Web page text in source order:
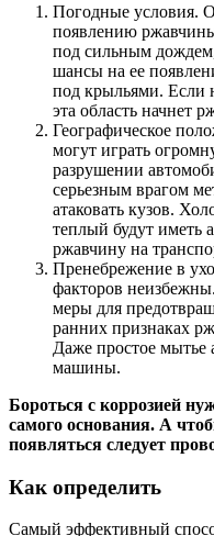
Погодные условия.
появлению
под сильным
шансы на ее
под крыльями. Если
эта область начнет
Географическое
могут играть
разрушении
серьезным врагом
атаковать кузов.
теплый будут иметь
ржавчину на
Пренебрежение в
факторов
меры для
ранних признаках
Даже простое мытье
машины.
Бороться с коррозией
самого основания. А
появляться следует
Как определить
Самый эффективный